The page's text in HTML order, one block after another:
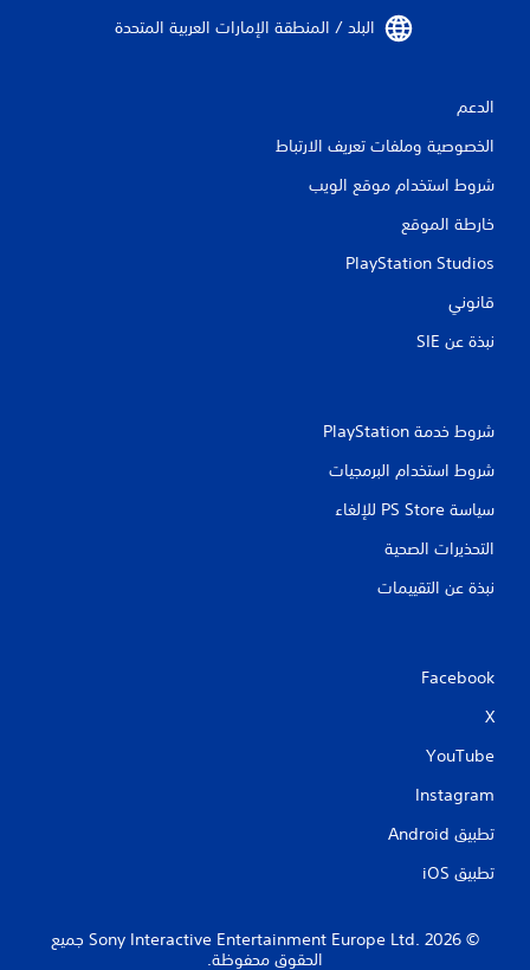
البلد / المنطقة الإمارات العربية المتحدة‏
الدعم
الخصوصية وملفات تعريف الارتباط
شروط استخدام موقع الويب
خارطة الموقع
PlayStation Studios
قانوني
نبذة عن SIE‏
شروط خدمة PlayStation‏
شروط استخدام البرمجيات
سياسة PS Store للإلغاء
التحذيرات الصحية
نبذة عن التقييمات
Facebook
X
YouTube
Instagram
تطبيق Android‏
تطبيق iOS‏
‏© 2026 Sony Interactive Entertainment Europe Ltd.‎ جميع
الحقوق محفوظة.